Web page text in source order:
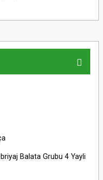
Balata Grubu 4 Yayli